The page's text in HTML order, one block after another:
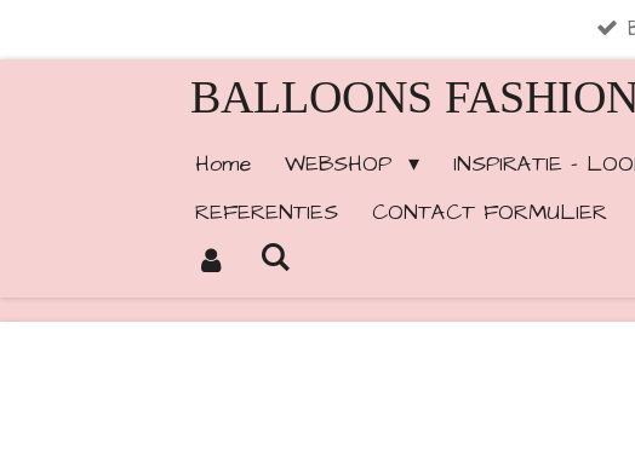
direct
BALLOONS
Home WEBSHOP INSPIRATIE -
REFERENTIES
CONTACT FORMULIER